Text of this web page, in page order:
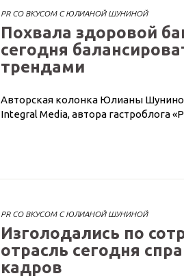
PR СО ВКУСОМ С ЮЛИАНОЙ ШУНИНОЙ
Похвала здоровой
сегодня
трендами
Авторская колонка Юлианы
Integral Media, автора гастроблога
PR СО ВКУСОМ С ЮЛИАНОЙ ШУНИНОЙ
Изголодались по
отрасль сегодня
кадров